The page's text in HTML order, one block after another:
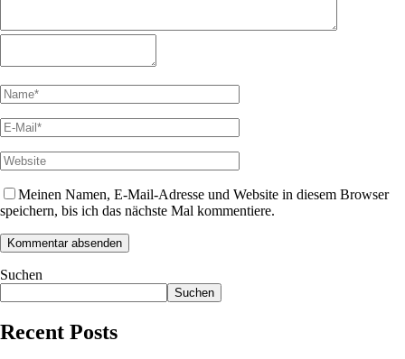
Meinen Namen, E-Mail-Adresse und Website in diesem Browser
speichern, bis ich das nächste Mal kommentiere.
Suchen
Suchen
Recent Posts